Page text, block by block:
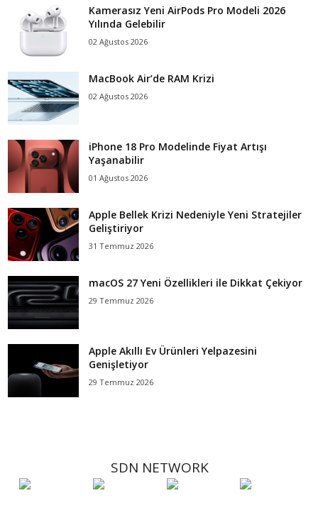
Kamerasız Yeni AirPods Pro Modeli 2026
Yılında Gelebilir
02 Ağustos 2026
MacBook Air’de RAM Krizi
02 Ağustos 2026
iPhone 18 Pro Modelinde Fiyat Artışı
Yaşanabilir
01 Ağustos 2026
Apple Bellek Krizi Nedeniyle Yeni Stratejiler
Geliştiriyor
31 Temmuz 2026
macOS 27 Yeni Özellikleri ile Dikkat Çekiyor
29 Temmuz 2026
Apple Akıllı Ev Ürünleri Yelpazesini
Genişletiyor
29 Temmuz 2026
SDN NETWORK